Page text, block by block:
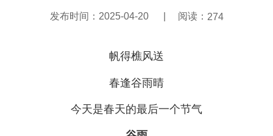
发布时间： 2025-04-20 阅读： 274
帆得樵风送
春逢谷雨晴
今天是春天的最后一个节气